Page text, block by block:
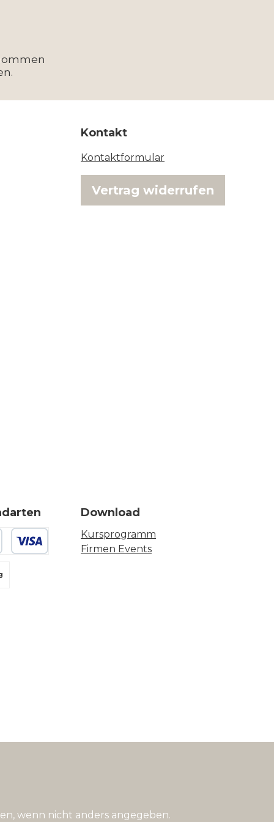
Kontakt
Kontaktformular
Vertrag widerrufen
Download
Kursprogramm
Firmen Events
wenn nicht anders angegeben.